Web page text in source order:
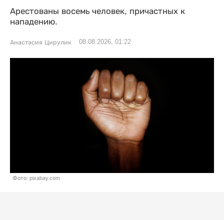
Арестованы восемь человек, причастных к
нападению.
Анастасия Цирулик 08.08.2026, 01:22
Фото: pixabay.com